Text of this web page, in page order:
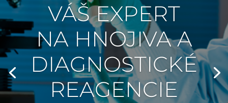
VÁŠ EXPERT
NA HNOJIVA A
DIAGNOSTICKÉ
REAGENCIE